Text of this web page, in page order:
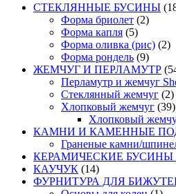
СТЕКЛЯННЫЕ БУСИНЫ
Форма бриолет (2)
Форма капля (5)
Форма оливка (рис) (2)
Форма рондель (9)
ЖЕМЧУГ И ПЕРЛАМУТР
Перламутр и жемчуг
Стеклянный жемчуг (2)
Хлопковый жемчуг (39)
Хлопковый
КАМНИ И КАМЕННЫЕ
Граненые камни/
КЕРАМИЧЕСКИЕ БУСИНЫ
КАУЧУК (14)
ФУРНИТУРА ДЛЯ